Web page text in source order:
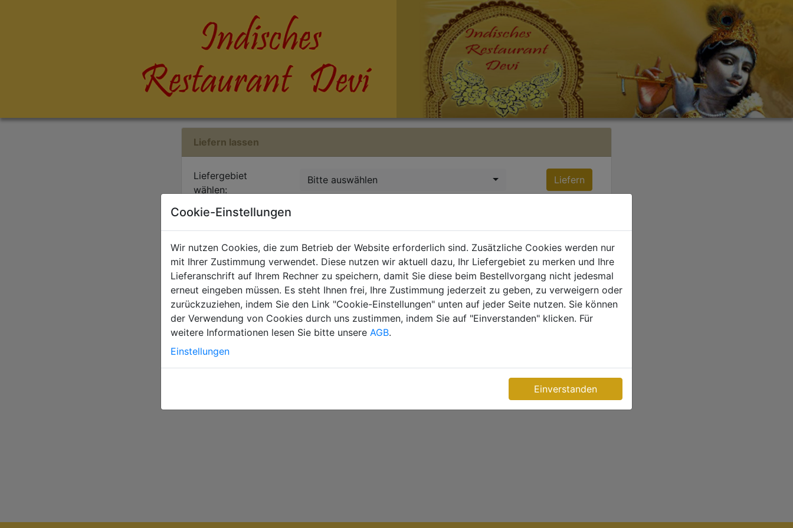
Liefern lassen
Liefergebiet
wählen:
Bitte auswählen Liefern
Oder selbst abholen
Bundesstraße 2 , 79238 Norsingen Abholen
Newsletter abonnieren
Bleiben Sie mit unserem Newsletter immer auf dem Laufenden!
Cookie-Einstellungen
Wir nutzen Cookies, die zum Betrieb der Website erforderlich sind. Zusätzliche Cookies werden nur
mit Ihrer Zustimmung verwendet. Diese nutzen wir aktuell dazu, Ihr Liefergebiet zu merken und Ihre
Lieferanschrift auf Ihrem Rechner zu speichern, damit Sie diese beim Bestellvorgang nicht jedesmal
erneut eingeben müssen. Es steht Ihnen frei, Ihre Zustimmung jederzeit zu geben, zu verweigern oder
zurückzuziehen, indem Sie den Link "Cookie-Einstellungen" unten auf jeder Seite nutzen. Sie können
der Verwendung von Cookies durch uns zustimmen, indem Sie auf "Einverstanden" klicken. Für
weitere Informationen lesen Sie bitte unsere AGB.
Einstellungen
Einverstanden